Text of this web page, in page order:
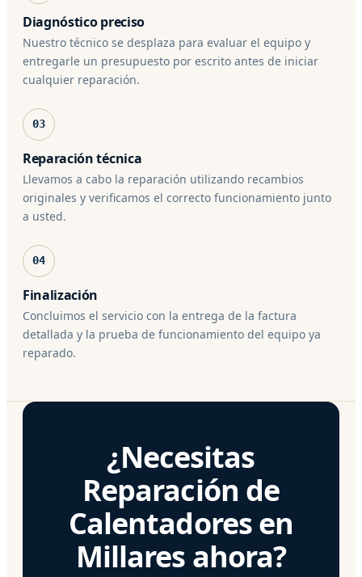
Diagnóstico preciso
Nuestro técnico se desplaza para evaluar el equipo y
entregarle un presupuesto por escrito antes de iniciar
cualquier reparación.
03
Reparación técnica
Llevamos a cabo la reparación utilizando recambios
originales y verificamos el correcto funcionamiento junto
a usted.
04
Finalización
Concluimos el servicio con la entrega de la factura
detallada y la prueba de funcionamiento del equipo ya
reparado.
¿Necesitas
Reparación de
Calentadores en
Millares ahora?